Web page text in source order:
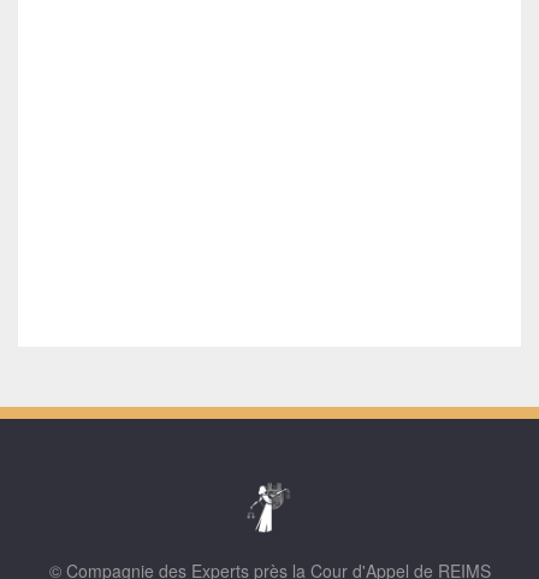
© Compagnie des Experts près la Cour d'Appel de REIMS